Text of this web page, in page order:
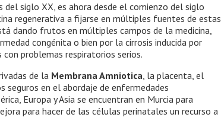
del siglo XX, es ahora desde el comienzo del siglo
regenerativa a fijarse en múltiples fuentes de estas
dando frutos en múltiples campos de la medicina,
congénita o bien por la cirrosis inducida por
problemas respiratorios serios.
de la Membrana Amniotica, la placenta, el
en el abordaje de enfermedades
Europa y Asia se encuentran en Murcia para
para hacer de las células perinatales un recurso a